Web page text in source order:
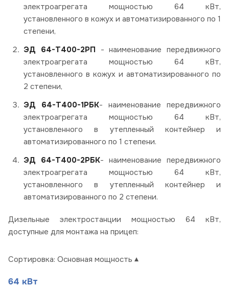
электроагрегата мощностью 64 кВт,
установленного в кожух и автоматизированного по 1
степени,
ЭД 64-Т400-2РП - наименование передвижного
электроагрегата мощностью 64 кВт,
установленного в кожух и автоматизированного по
2 степени,
ЭД 64-Т400-1РБК- наименование передвижного
электроагрегата мощностью 64 кВт,
установленного в утепленный контейнер и
автоматизированного по 1 степени.
ЭД 64-Т400-2РБК- наименование передвижного
электроагрегата мощностью 64 кВт,
установленного в утепленный контейнер и
автоматизированного по 2 степени.
Дизельные электростанции мощностью 64 кВт,
доступные для монтажа на прицеп:
Сортировка: Основная мощность
64 кВт